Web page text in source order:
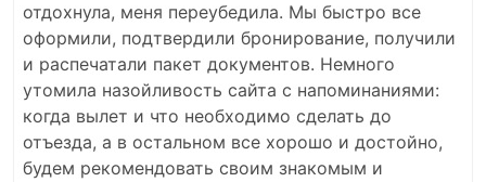
отдохнула, меня переубедила. Мы быстро все
оформили, подтвердили бронирование, получили
и распечатали пакет документов. Немного
утомила назойливость сайта с напоминаниями:
когда вылет и что необходимо сделать до
отъезда, а в остальном все хорошо и достойно,
будем рекомендовать своим знакомым и